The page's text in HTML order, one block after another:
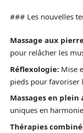
### Les nouvelles
Massage aux
pour relâcher les
Réflexologie: Mise
pieds pour favoriser
Massages en plein
uniques en
Thérapies